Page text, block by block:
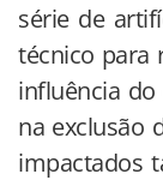
série de
técnico para
influência
na exclusão
impactados